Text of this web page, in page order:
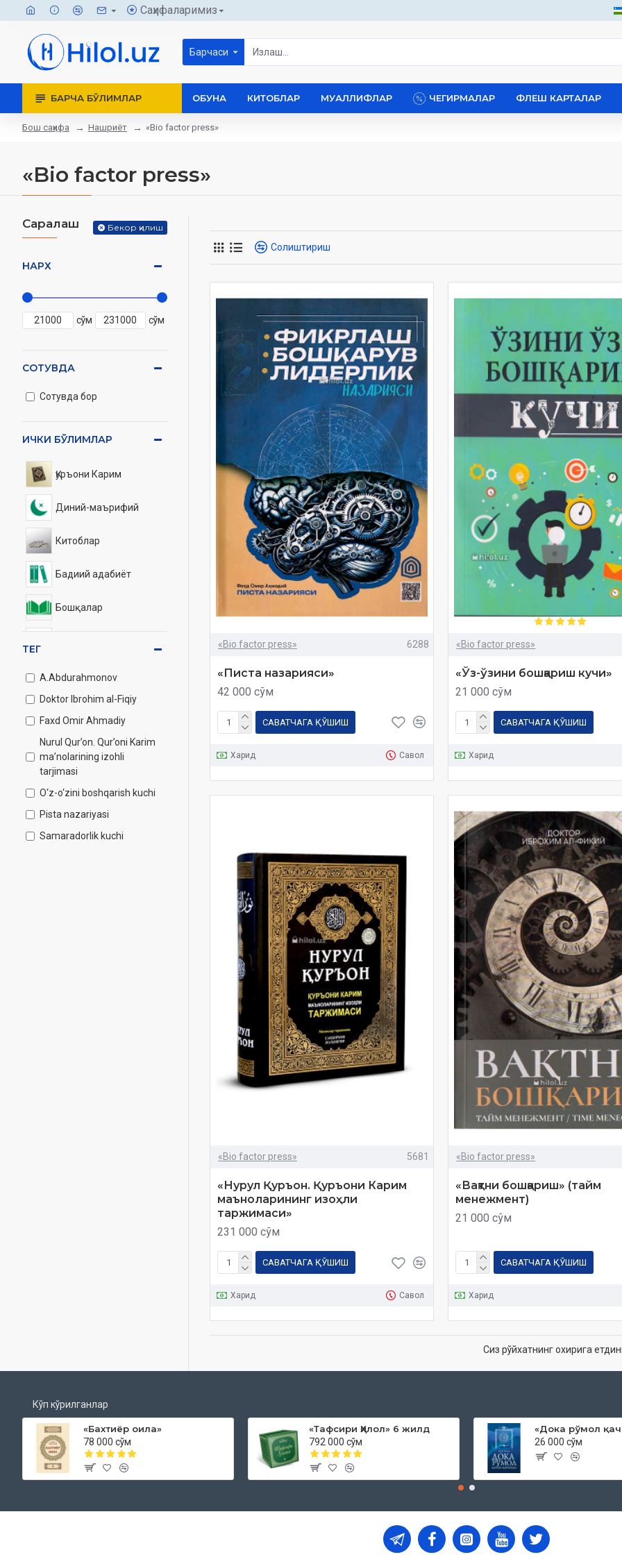
Саҳифаларимиз
Барчаси
БАРЧА БЎЛИМЛАР ОБУНА КИТОБЛАР МУАЛЛИФЛАР ЧЕГИРМАЛАР ФЛЕШ КАРТАЛАР
Бош саҳифа Нашриёт «Bio factor press»
«Bio factor press»
Саралаш Бекор қилиш
НАРХ
сўм сўм
ИЧКИ БЎЛИМЛАР
Қуръони Карим
Диний-маърифий
Китоблар
Бадиий адабиёт
Бошқалар
ТЕГ
A.Abdurahmonov
Doktor Ibrohim al-Fiqiy
Faxd Omir Ahmadiy
Nurul Qur’on. Qur’oni Karim
ma’nolarining izohli
tarjimasi
O‘z-o‘zini boshqarish kuchi
Pista nazariyasi
Samaradorlik kuchi
СОТУВДА
Сотувда бор
Солиштириш
«Bio factor press» 6288
«Писта назарияси»
42 000 сўм
САВАТЧАГА ҚЎШИШ
Харид Савол
«Bio factor press»
«Ўз-ўзини бошқариш кучи»
21 000 сўм
САВАТЧАГА ҚЎШИШ
Харид
«Bio factor press» 5681
«Нурул Қуръон. Қуръони Карим
маъноларининг изоҳли
таржимаси»
231 000 сўм
САВАТЧАГА ҚЎШИШ
Харид Савол
«Bio factor press»
«Вақтни бошқариш» (тайм
менежмент)
21 000 сўм
САВАТЧАГА ҚЎШИШ
Харид
Сиз рўйхатнинг охирига
Кўп кўрилганлар
«Бахтиёр оила»
78 000 сўм
«Тафсири Ҳилол» 6 жилд
792 000 сўм
26 000 сўм